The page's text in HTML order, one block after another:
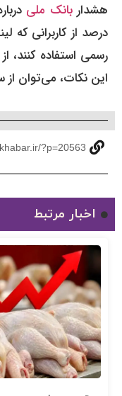
هشداربانک ملی
درصد از کاربرانی که
رسمی استفاده
این نکات، می‌توان
?p=20563
اخبار مرتبط